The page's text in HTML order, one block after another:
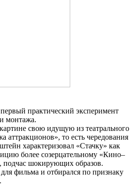
практический эксперимент
монтажа.
свою идущую из театрального
аттракционов», то есть чередования
характеризовал «Стачку» как
более созерцательному «Кино–
подчас шокирующих образов.
фильма и отбирался по признаку